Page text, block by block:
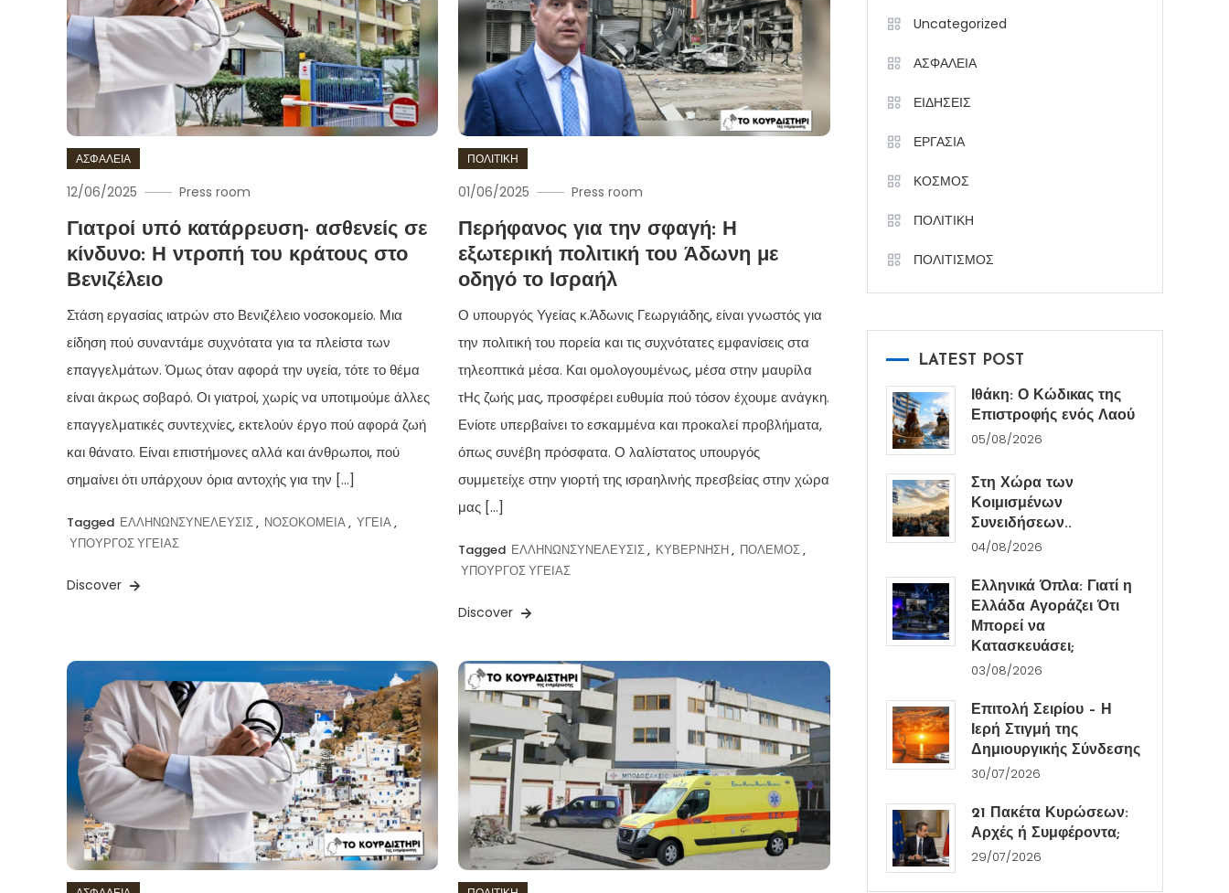
ΑΣΦΑΛΕΙΑ
12/06/2025 Press room
Γιατροί υπό κατάρρευση- ασθενείς σε
κίνδυνο: Η ντροπή του κράτους στο
Βενιζέλειο
Στάση εργασίας ιατρών στο Βενιζέλειο νοσοκομείο. Μια
είδηση πού συναντάμε συχνότατα για τα πλείστα των
επαγγελμάτων. Όμως όταν αφορά την υγεία, τότε το θέμα
είναι άκρως σοβαρό. Οι γιατροί, χωρίς να υποτιμούμε άλλες
επαγγελματικές συντεχνίες, εκτελούν έργο πού αφορά ζωή
και θάνατο. Είναι επιστήμονες αλλά και άνθρωποι, πού
σημαίνει ότι υπάρχουν όρια αντοχής για την […]
Tagged ΕΛΛΗΝΩΝΣΥΝΕΛΕΥΣΙΣ, ΝΟΣΟΚΟΜΕΙΑ, ΥΓΕΙΑ,
ΥΠΟΥΡΓΟΣ ΥΓΕΙΑΣ
Discover
ΠΟΛΙΤΙΚΗ
01/06/2025 Press room
Περήφανος για την σφαγή: Η
εξωτερική πολιτική του Άδωνη με
οδηγό το Ισραήλ
Ο υπουργός Υγείας κ.Άδωνις Γεωργιάδης, είναι γνωστός για
την πολιτική του πορεία και τις συχνότατες εμφανίσεις στα
τηλεοπτικά μέσα. Και ομολογουμένως, μέσα στην μαυρίλα
τΗς ζωής μας, προσφέρει ευθυμία πού τόσον έχουμε ανάγκη.
Ενίοτε υπερβαίνει το εσκαμμένα και προκαλεί προβλήματα,
όπως συνέβη πρόσφατα. Ο λαλίστατος υπουργός
συμμετείχε στην γιορτή της ισραηλινής πρεσβείας στην χώρα
μας […]
Tagged ΕΛΛΗΝΩΝΣΥΝΕΛΕΥΣΙΣ, ΚΥΒΕΡΝΗΣΗ, ΠΟΛΕΜΟΣ,
ΥΠΟΥΡΓΟΣ ΥΓΕΙΑΣ
Discover
Uncategorized
ΑΣΦΑΛΕΙΑ
ΕΙΔΗΣΕΙΣ
ΕΡΓΑΣΙΑ
ΚΟΣΜΟΣ
ΠΟΛΙΤΙΚΗ
ΠΟΛΙΤΙΣΜΟΣ
LATEST POST
Ιθάκη: Ο Κώδικας της
Επιστροφής ενός Λαού
05/08/2026
Στη Χώρα των
Κοιμισμένων
Συνειδήσεων..
04/08/2026
Ελληνικά Όπλα: Γιατί η
Ελλάδα Αγοράζει Ότι
Μπορεί να
Κατασκευάσει;
03/08/2026
Επιτολή Σειρίου – Η
Ιερή Στιγμή της
Δημιουργικής Σύνδεσης
30/07/2026
21 Πακέτα Κυρώσεων:
Αρχές ή Συμφέροντα;
29/07/2026